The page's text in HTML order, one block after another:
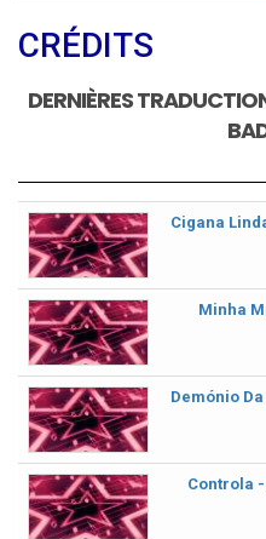
CRÉDITS
DERNIÈRES
Cigana
Minha
Demónio
Controla